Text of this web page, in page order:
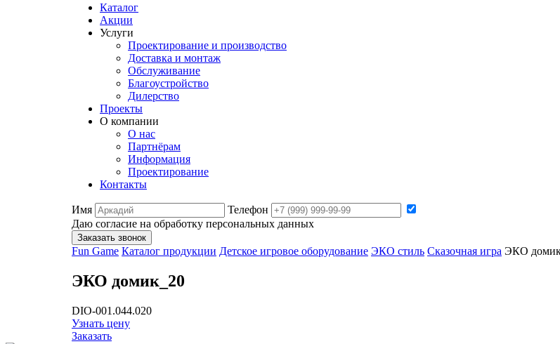
Каталог
Акции
Услуги
Проектирование и производство
Доставка и монтаж
Обслуживание
Благоустройство
Дилерство
Проекты
О компании
О нас
Партнёрам
Информация
Проектирование
Контакты
Имя
Телефон
Даю согласие на обработку персональных данных
Заказать звонок
Fun Game Каталог продукции Детское игровое оборудование ЭКО стиль Сказочная игра ЭКО
ЭКО домик_20
DIO-001.044.020
Узнать цену
Заказать